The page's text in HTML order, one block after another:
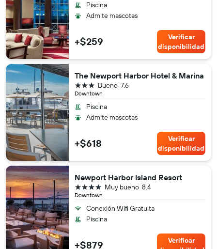
Piscina
Admite mascotas
+$259
Verificar
disponibilidad
The Newport Harbor Hotel & Marina
Downtown
7.6
Bueno
3 estrellas
Piscina
Admite mascotas
+$618
Verificar
disponibilidad
Newport Harbor Island Resort
Downtown
8.4
Muy bueno
4 estrellas
Conexión Wifi Gratuita
Piscina
+$879
Verificar